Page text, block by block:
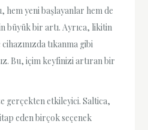
hem yeni başlayanlar hem de
büyük bir artı. Ayrıca, likitin
cihazınızda tıkanma gibi
Bu, içim keyfinizi artıran bir
gerçekten etkileyici. Saltica,
eden birçok seçenek